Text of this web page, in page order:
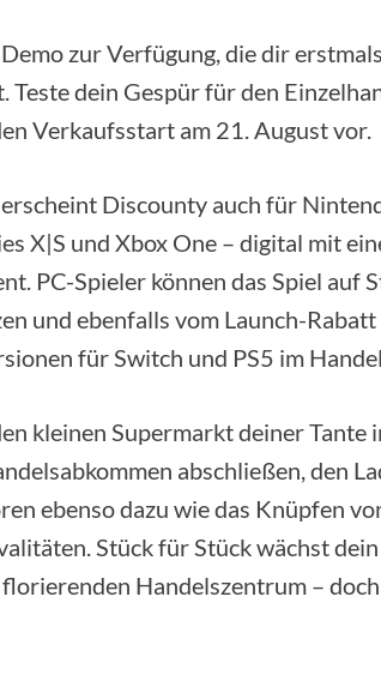
zur Verfügung, die dir
dein Gespür für den
Verkaufsstart am 21. August vor.
Discounty auch für
X|S und Xbox One – digital mit
PC-Spieler können das Spiel auf
und ebenfalls vom Launch-
für Switch und PS5 im
kleinen Supermarkt deiner Tante
abschließen, den
ebenso dazu wie das Knüpfen
Stück für Stück wächst
florierenden Handelszentrum –